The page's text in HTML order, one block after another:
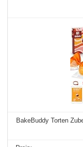
BakeBuddy Torten